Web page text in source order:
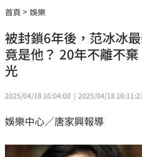
首頁 娛樂
被封鎖6年後，范冰冰
竟是他？ 20年不離不
光
2025/04/18 16:04:00 2025/04/18
娛樂中心／唐家興報導